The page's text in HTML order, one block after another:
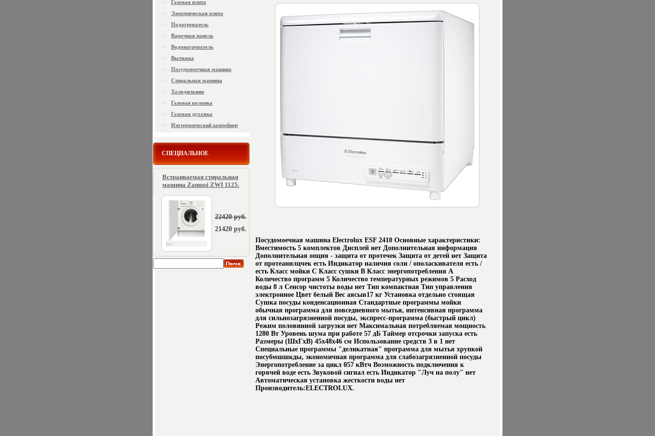
Газовая плита
Электрическая плита
Подогреватель
Варочная панель
Водонагреватель
Вытяжка
Посудомоечная машина
Стиральная машина
Холодильник
Газовая колонка
Газовая духовка
Изотермический контейнер
СПЕЦИАЛЬНОЕ
Встраиваемая стиральная
машина Zanussi ZWI 1125.
br>
22420 руб.
21420 руб.
Посудомоечная машина Electrolux ESF 2410 Основные характеристики:
Вместимость 5 комплектов Дисплей нет Дополнительная информация
Дополнительная опция - защита от протечек Защита от детей нет Защита
от протеанилцчек есть Индикатор наличия соли / ополаскивателя есть /
есть Класс мойки C Класс сушки B Класс энергопотребления A
Количество программ 5 Количество температурных режимов 5 Расход
воды 8 л Сенсор чистоты воды нет Тип компактная Тип управления
электронное Цвет белый Вес аясыв17 кг Установка отдельно стоящая
Сушка посуды конденсационная Стандартные программы мойки
обычная программа для повседневного мытья, интенсивная программа
для сильнозагрязненной посуды, экспресс-программа (быстрый цикл)
Режим половинной загрузки нет Максимальная потребляемая мощность
1280 Вт Уровень шума при работе 57 дБ Таймер отсрочки запуска есть
Размеры (ШхГхВ) 45x48x46 см Использование средств 3 в 1 нет
Специальные программы "деликатная" программа для мытья хрупкой
посубмшшкды, экономичная программа для слабозагрязненной посуды
Энергопотребление за цикл 057 кВтч Возможность подключения к
горячей воде есть Звуковой сигнал есть Индикатор "Луч на полу" нет
Автоматическая установка жесткости воды нет
Производитель:ELECTROLUX.